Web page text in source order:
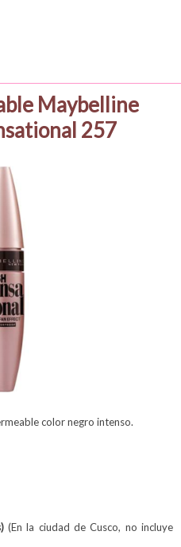
Maybelline
257
color negro intenso.
(En la ciudad de Cusco, no incluye